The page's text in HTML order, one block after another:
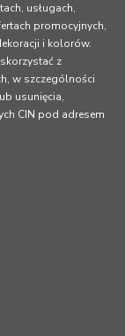
usługach,
promocyjnych,
i kolorów.
z
w szczególności
usunięcia,
CIN pod adresem